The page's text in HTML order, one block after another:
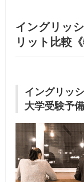
イングリッ
リット比較《
イングリッ
大学受験予